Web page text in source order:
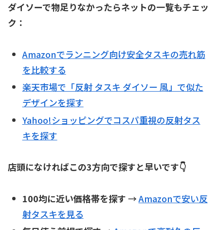
ダイソーで物足りなかったらネットの一覧もチェッ
ク：
Amazonでランニング向け安全タスキの売れ筋
を比較する
楽天市場で「反射 タスキ ダイソー 風」で似た
デザインを探す
Yahoo!ショッピングでコスパ重視の反射タス
キを探す
店頭になければこの3方向で探すと早いです👇
100均に近い価格帯を探す→Amazonで安い反
射タスキを見る